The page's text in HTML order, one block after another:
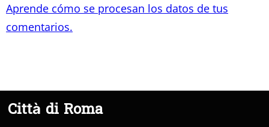
Aprende cómo se procesan los datos de tus
comentarios.
Città di Roma